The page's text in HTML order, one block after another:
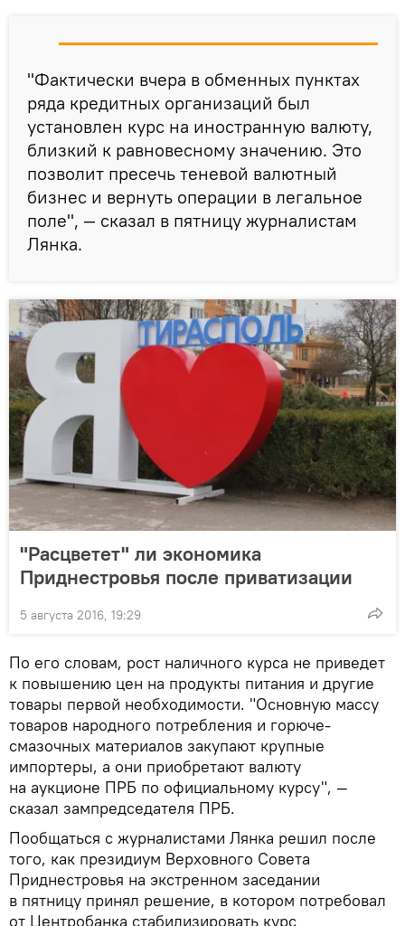
"Фактически вчера в обменных пунктах
ряда кредитных организаций был
установлен курс на иностранную валюту,
близкий к равновесному значению. Это
позволит пресечь теневой валютный
бизнес и вернуть операции в легальное
поле", — сказал в пятницу журналистам
Лянка.
"Расцветет" ли экономика
Приднестровья после приватизации
5 августа 2016, 19:29
По его словам, рост наличного курса не приведет
к повышению цен на продукты питания и другие
товары первой необходимости. "Основную массу
товаров народного потребления и горюче-
смазочных материалов закупают крупные
импортеры, а они приобретают валюту
на аукционе ПРБ по официальному курсу", —
сказал зампредседателя ПРБ.
Пообщаться с журналистами Лянка решил после
того, как президиум Верховного Совета
Приднестровья на экстренном заседании
в пятницу принял решение, в котором потребовал
от Центробанка стабилизировать курс